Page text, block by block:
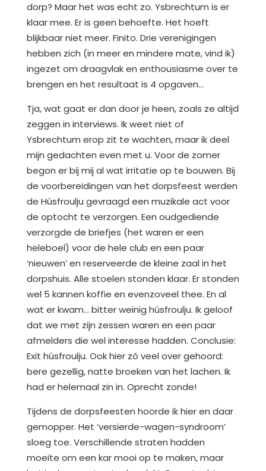
dorp? Maar het was echt zo. Ysbrechtum is er
klaar mee. Er is geen behoefte. Het hoeft
blijkbaar niet meer. Finito. Drie verenigingen
hebben zich (in meer en mindere mate, vind ik)
ingezet om draagvlak en enthousiasme over te
brengen en het resultaat is 4 opgaven…
Tja, wat gaat er dan door je heen, zoals ze altijd
zeggen in interviews. Ik weet niet of
Ysbrechtum erop zit te wachten, maar ik deel
mijn gedachten even met u. Voor de zomer
begon er bij mij al wat irritatie op te bouwen. Bij
de voorbereidingen van het dorpsfeest werden
de Húsfroulju gevraagd een muzikale act voor
de optocht te verzorgen. Een oudgediende
verzorgde de briefjes (het waren er een
heleboel) voor de hele club en een paar
‘nieuwen’ en reserveerde de kleine zaal in het
dorpshuis. Alle stoelen stonden klaar. Er stonden
wel 5 kannen koffie en evenzoveel thee. En al
wat er kwam… bitter weinig húsfroulju. Ik geloof
dat we met zijn zessen waren en een paar
afmelders die wel interesse hadden. Conclusie:
Exit húsfroulju. Ook hier zó veel over gehoord:
bere gezellig, natte broeken van het lachen. Ik
had er helemaal zin in. Oprecht zonde!
Tijdens de dorpsfeesten hoorde ik hier en daar
gemopper. Het ‘versierde-wagen-syndroom’
sloeg toe. Verschillende straten hadden
moeite om een kar mooi op te maken, maar